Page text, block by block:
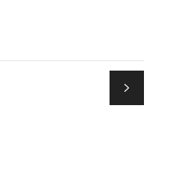
Nästa